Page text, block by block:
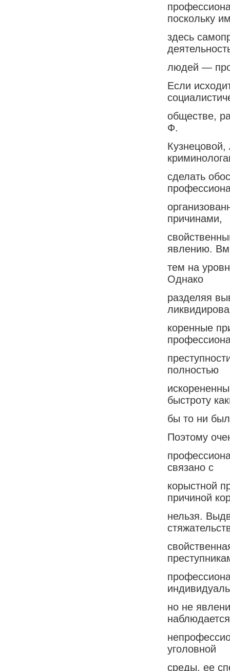
поскольку
здесь
людей —
Если
обществе,
Ф.
сделать
причинами,
явлению.
тем на
Однако
разделяя
коренные
полностью
быстроту
бы то ни
Поэтому
связано с
корыстной
причиной
нельзя.
но не
уголовной
среды, ее